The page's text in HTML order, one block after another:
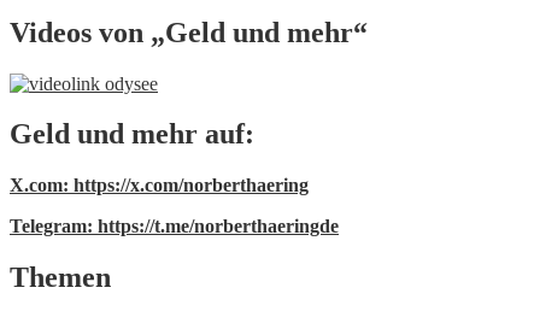
Videos von „Geld und mehr“
Geld und mehr auf:
X.com: https://x.com/norberthaering
Telegram: https://t.me/norberthaeringde
Themen